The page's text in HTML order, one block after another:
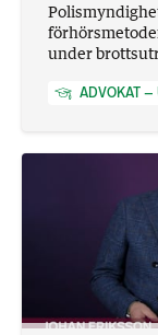
under
ADVOKAT –